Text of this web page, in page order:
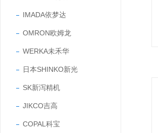
IMADA依梦达
OMRON欧姆龙
WERKA未禾华
日本SHINKO新光
SK新泻精机
JIKCO吉高
COPAL科宝